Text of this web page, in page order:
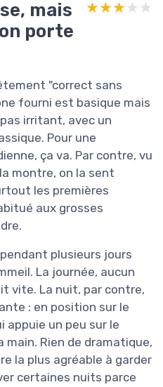
mais
porte
★★★★★
★★★★★
"correct sans
fourni est basique mais
irritant, avec un
Pour une
ça va. Par contre, vu
montre, on la sent
les premières
aux grosses
plusieurs jours
La journée, aucun
vite. La nuit, par contre,
: en position sur le
appuie un peu sur le
main. Rien de dramatique,
la plus agréable à garder
certaines nuits parce